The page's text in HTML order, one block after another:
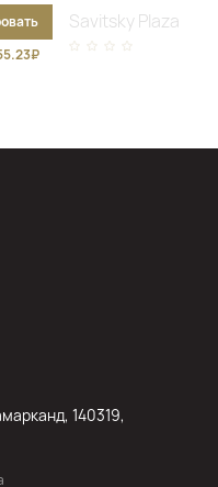
Savitsky Plaza
140319,